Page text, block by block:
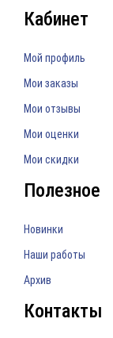
Кабинет
Мой профиль
Мои заказы
Мои отзывы
Мои оценки
Мои скидки
Полезное
Новинки
Наши работы
Архив
Контакты